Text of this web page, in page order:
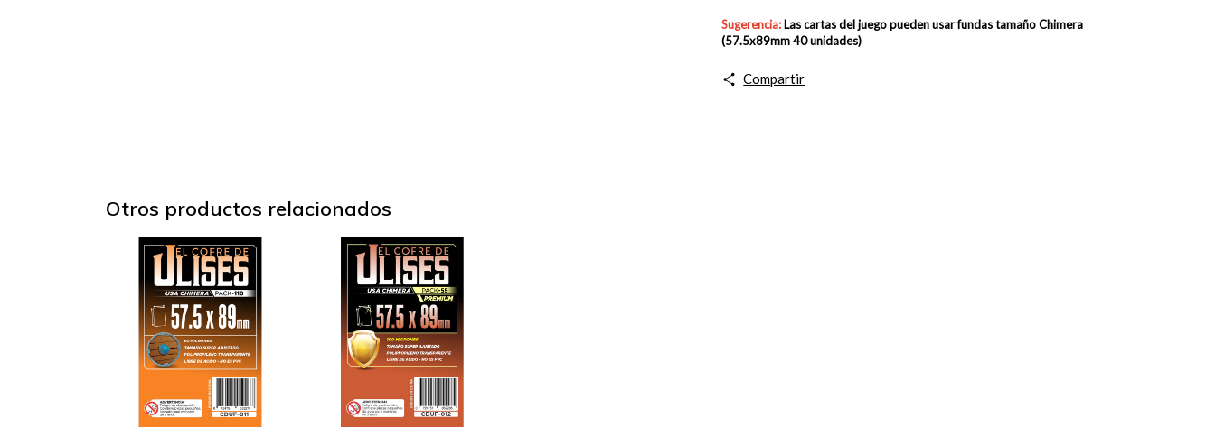
Sugerencia: Las cartas del juego pueden usar fundastamaño Chimera
(57.5x89mm 40 unidades)
Compartir
Otros productos relacionados